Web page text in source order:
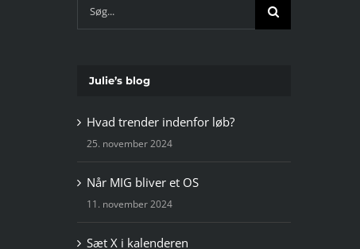
Søg
efter:
Julie’s blog
Hvad trender indenfor løb?
25. november 2024
Når MIG bliver et OS
11. november 2024
Sæt X i kalenderen